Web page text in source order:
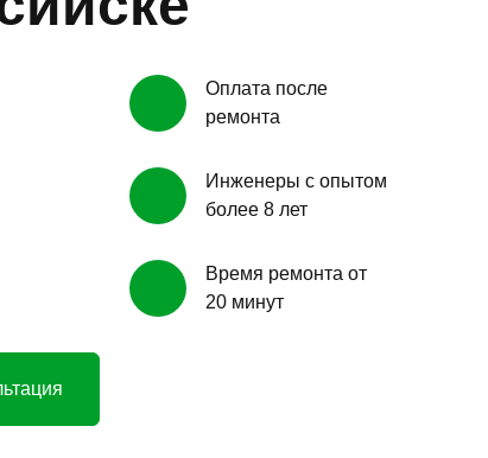
Оплата после
ремонта
Инженеры с опытом
более 8 лет
Время ремонта от
20 минут